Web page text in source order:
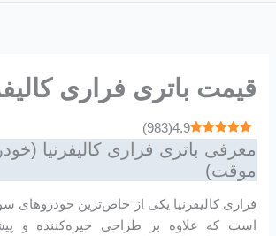
قیمت باتری فراری
4.9
(
983
)
معرفی باتری فراری کالیفرنیا
موقت)
فراری کالیفرنیا یکی از خاص‌ترین خودروهای
است که علاوه بر طراحی خیره‌کننده و